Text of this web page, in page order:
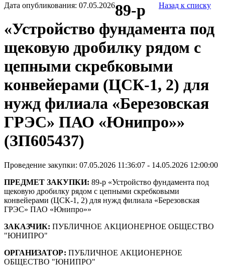
Дата опубликования: 07.05.2026 Назад к списку
89-р
«Устройство фундамента под
щековую дробилку рядом с
цепными скребковыми
конвейерами (ЦСК-1, 2) для
нужд филиала «Березовская
ГРЭС» ПАО «Юнипро»»
(ЗП605437)
Проведение закупки: 07.05.2026 11:36:07 - 14.05.2026 12:00:00
ПРЕДМЕТ ЗАКУПКИ: 89-р «Устройство фундамента под
щековую дробилку рядом с цепными скребковыми
конвейерами (ЦСК-1, 2) для нужд филиала «Березовская
ГРЭС» ПАО «Юнипро»»
ЗАКАЗЧИК: ПУБЛИЧНОЕ АКЦИОНЕРНОЕ ОБЩЕСТВО
"ЮНИПРО"
ОРГАНИЗАТОР: ПУБЛИЧНОЕ АКЦИОНЕРНОЕ
ОБЩЕСТВО "ЮНИПРО"